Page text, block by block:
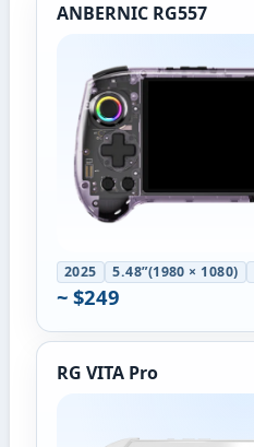
ANBERNIC RG557
2025 5.48”(1980 × 1080)
~ $249
RG VITA Pro